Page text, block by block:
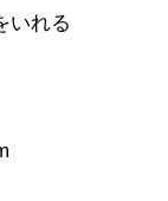
いれる